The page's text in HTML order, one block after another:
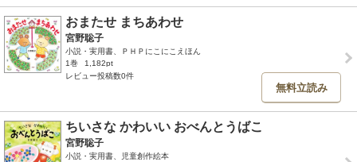
おまたせ まちあわせ
宮野聡子
小説・実用書、ＰＨＰにこにこえほん
1巻
1,182pt
レビュー投稿数0件
無料立読み
ちいさな かわいい おべんとうばこ
宮野聡子
小説・実用書、児童創作絵本